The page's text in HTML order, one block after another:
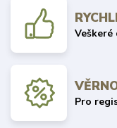
Veškeré
Pro